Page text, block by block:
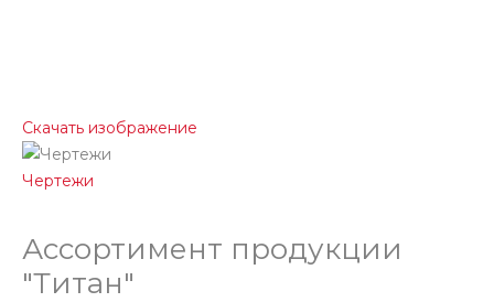
Скачать изображение
Чертежи
Ассортимент продукции
"Титан"